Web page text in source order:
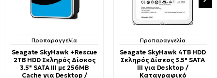
Προπαραγγελία
Seagate SkyHawk +Rescue
2TB HDD Σκληρός Δίσκος
3.5" SATA III με 256MB
Cache για Desktop /
Προπαραγγελία
Seagate SkyHawk 4TB HDD
Σκληρός Δίσκος 3.5" SATA
III για Desktop /
Καταγραφικό